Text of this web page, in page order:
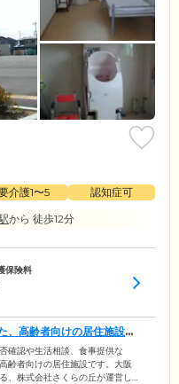
介護1〜5
認知症可
から 徒歩12分
保険料
、高齢者向けの居住施設で
確認や生活相談、食事提供な
齢者向けの居住施設です。大阪
、株式会社さくらの丘が運営し